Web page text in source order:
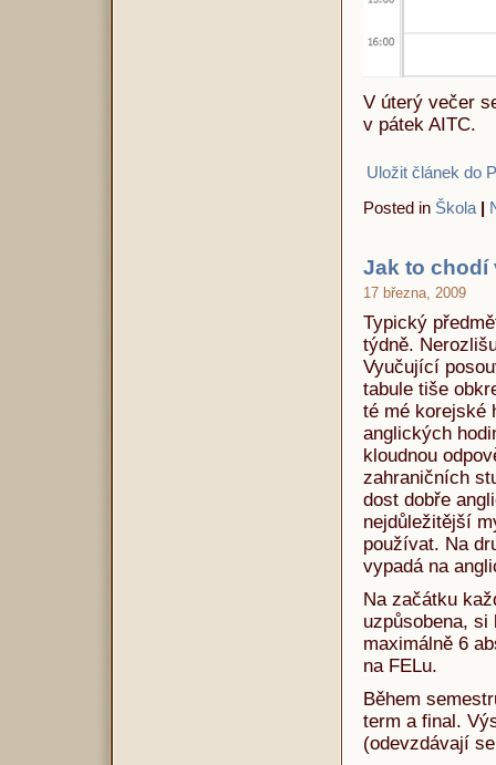
V úterý večer
v pátek AITC.
Uložit článek do
Posted in Škola |
Jak to chodí
17 března, 2009
Typický
týdně.
Vyučující
tabule tiše
té mé korejské
anglických
kloudnou
zahraničních
dost dobře
nejdůležitější
používat. Na
vypadá na
Na začátku
uzpůsobena,
maximálně 6
na FELu.
Během
term a final.
(odevzdávají